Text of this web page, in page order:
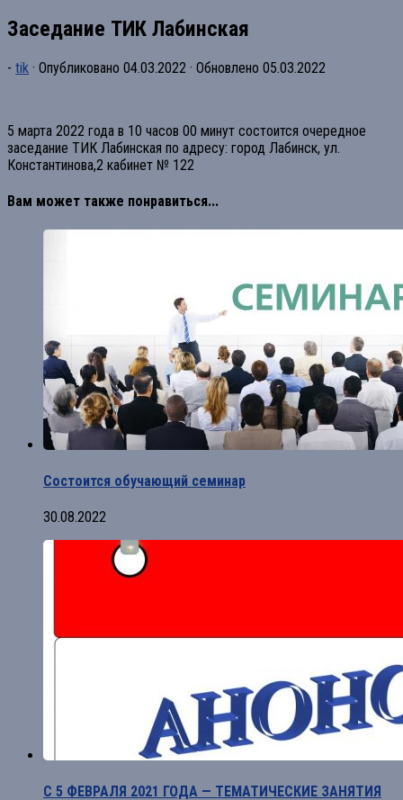
Заседание ТИК Лабинская
- tik · Опубликовано 04.03.2022 · Обновлено 05.03.2022
5 марта 2022 года в 10 часов 00 минут состоится очередное
заседание ТИК Лабинская по адресу: город Лабинск, ул.
Константинова,2 кабинет № 122
Вам может также понравиться...
Состоится обучающий семинар
30.08.2022
С 5 ФЕВРАЛЯ 2021 ГОДА — ТЕМАТИЧЕСКИЕ ЗАНЯТИЯ